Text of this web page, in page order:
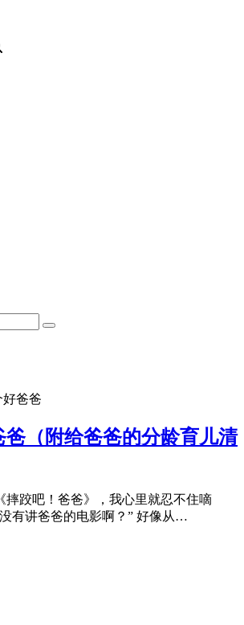
爸爸
爸（附给爸爸的分龄育儿清
摔跤吧！爸爸》，我心里就忍不住嘀
有讲爸爸的电影啊？” 好像从…